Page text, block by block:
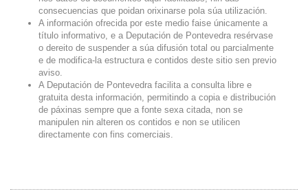
consecuencias que poidan orixinarse pola súa utilización.
A información ofrecida por este medio faise únicamente a
título informativo, e a Deputación de Pontevedra resérvase
o dereito de suspender a súa difusión total ou parcialmente
e de modifica-la estructura e contidos deste sitio sen previo
aviso.
A Deputación de Pontevedra facilita a consulta libre e
gratuita desta información, permitindo a copia e distribución
de páxinas sempre que a fonte sexa citada, non se
manipulen nin alteren os contidos e non se utilicen
directamente con fins comerciais.